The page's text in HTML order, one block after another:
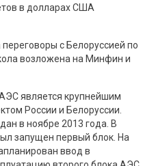
в долларах США
с Белоруссией по
возложена на Минфин и
является крупнейшим
России и Белоруссии.
в ноябре 2013 года. В
запущен первый блок. На
ввод в